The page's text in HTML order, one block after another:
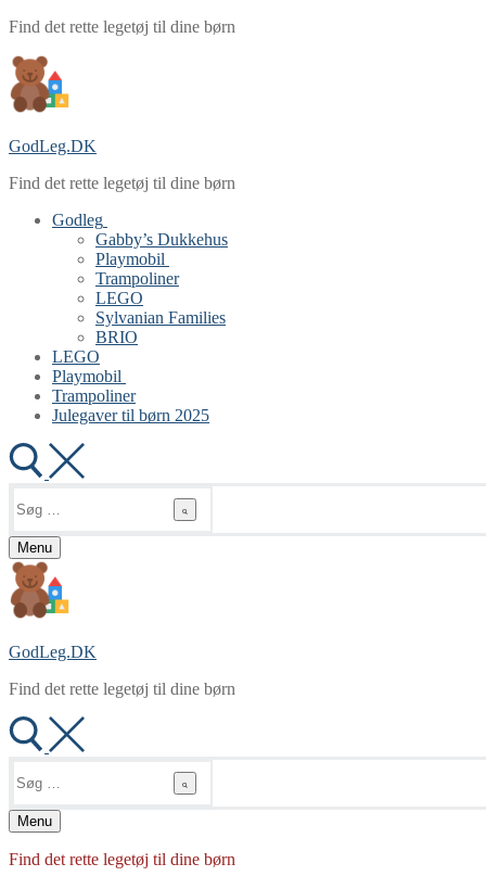
Spring
indhold
Menu
Luk
Find det rette legetøj til dine børn
GodLeg.DK
Find det rette legetøj til dine børn
Godleg
Gabby’s Dukkehus
Playmobil
Trampoliner
LEGO
Sylvanian Families
BRIO
LEGO
Playmobil
Trampoliner
Julegaver til børn 2025
efter:
Menu
GodLeg.DK
Find det rette legetøj til dine børn
efter:
Menu
Find det rette legetøj til dine børn